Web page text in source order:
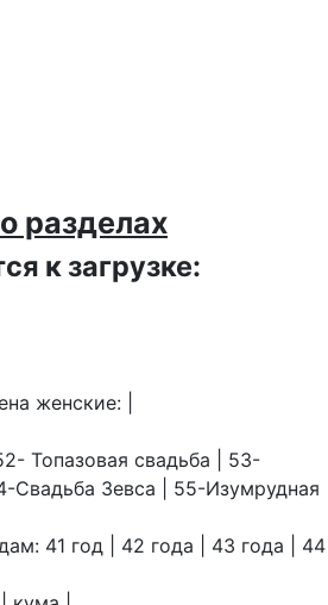
разделах
к загрузке:
женские: |
Топазовая свадьба | 53-
Свадьба Зевса | 55-Изумрудная
41 год | 42 года | 43 года | 44